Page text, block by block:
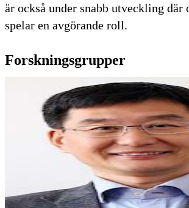
är också under snabb utveckling där
spelar en avgörande roll.
Forskningsgrupper